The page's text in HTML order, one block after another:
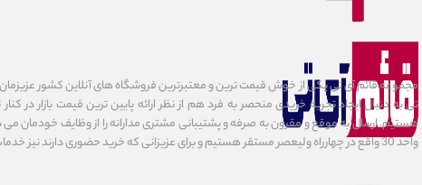
مجموعه قائم آی تی یکی از خوش قیمت ترین و معتبرترین فروشگاه های آنلاین کشور عزیزمان
تی به دنبال ایجاد تجربه خریدی منحصر به فرد هم از نظر ارائه پایین ترین قیمت بازار در
هستیم. ارسال به موقع و مقرون به صرفه و پشتیبانی مشتری مدارانه را از وظایف خودمان می
واحد 30 واقع در چهارراه ولیعصر مستقر هستیم و برای عزیزانی که خرید حضوری دارند نیز خدمات ارائه میدهیم.